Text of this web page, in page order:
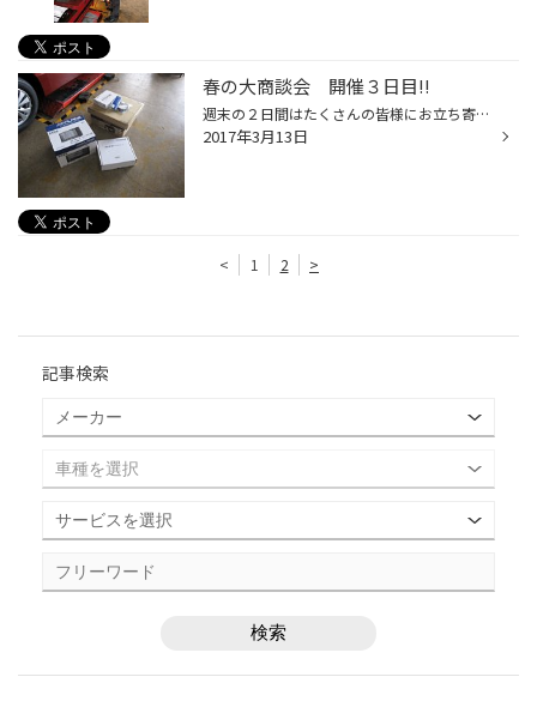
春の大商談会 開催３日目!!
週末の２日間はたくさんの皆様にお立ち寄りいただき 誠にありがとうございました(*^。^*) ご注文いただきました商品は、只今準備していますので 今しばらくお待ちくださいね！ この週末は時間がなくてよれなかったなぁ～という方も 来週月曜日、２０日まで開催しておりますので 是非お気軽にお立ち...
2017年3月13日
< 1 2 >
記事検索